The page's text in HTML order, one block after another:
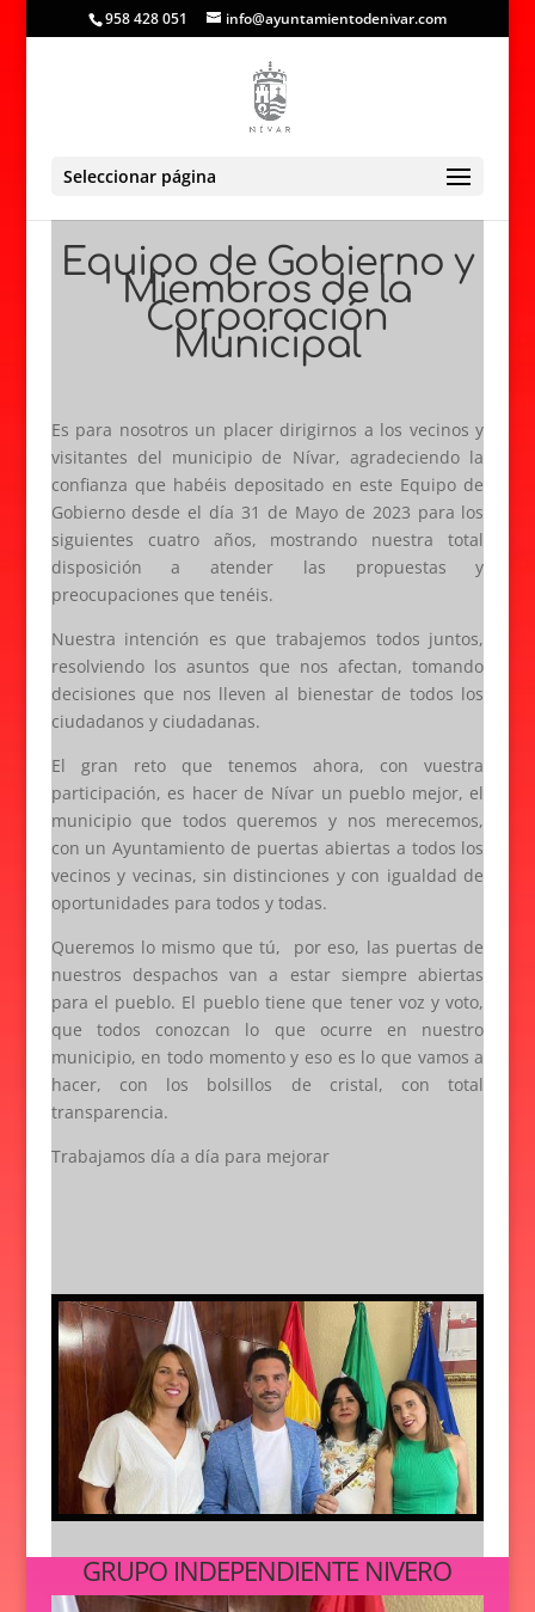
958 428 051 info@ayuntamientodenivar.com
Seleccionar página
Equipo de Gobierno y
Miembros de la
Corporación
Municipal
Es para nosotros un placer dirigirnos a los vecinos y
visitantes del municipio de Nívar, agradeciendo la
confianza que habéis depositado en este Equipo de
Gobierno desde el día 31 de Mayo de 2023 para los
siguientes cuatro años, mostrando nuestra total
disposición a atender las propuestas y
preocupaciones que tenéis.
Nuestra intención es que trabajemos todos juntos,
resolviendo los asuntos que nos afectan, tomando
decisiones que nos lleven al bienestar de todos los
ciudadanos y ciudadanas.
El gran reto que tenemos ahora, con vuestra
participación, es hacer de Nívar un pueblo mejor, el
municipio que todos queremos y nos merecemos,
con un Ayuntamiento de puertas abiertas a todos los
vecinos y vecinas, sin distinciones y con igualdad de
oportunidades para todos y todas.
Queremos lo mismo que tú, por eso, las puertas de
nuestros despachos van a estar siempre abiertas
para el pueblo. El pueblo tiene que tener voz y voto,
que todos conozcan lo que ocurre en nuestro
municipio, en todo momento y eso es lo que vamos a
hacer, con los bolsillos de cristal, con total
transparencia.
Trabajamos día a día para mejorar
GRUPO INDEPENDIENTE NIVERO